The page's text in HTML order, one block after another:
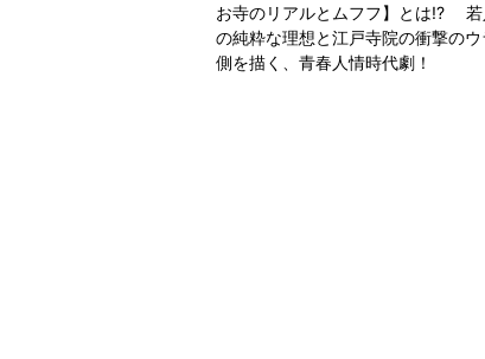
お寺のリアルとムフフ】とは!? 若
の純粋な理想と江戸寺院の衝撃のウ
側を描く、青春人情時代劇！